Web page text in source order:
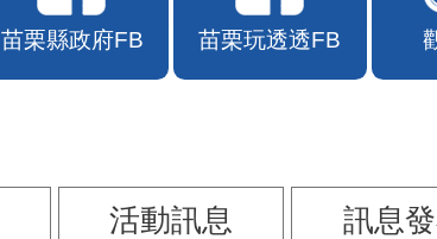
苗栗縣政府FB 苗栗玩透透FB
活動訊息 訊息